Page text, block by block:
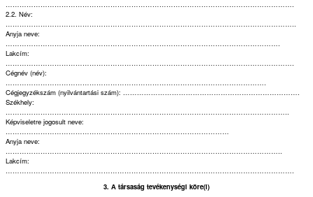
2.2. Név:
Anyja neve:
Lakcím:
Cégnév (név):
Cégjegyzékszám (nyilvántartási szám): ………………………………………………………………….
Székhely:
Képviseletre jogosult neve:
Anyja neve:
Lakcím:
3. A társaság tevékenységi köre(i)